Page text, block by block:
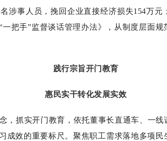
涉事人员，挽回企业直接经济损失154万元
一把手”监督谈话管理办法》，从制度层面
践行宗旨开门教育
惠民实干转化发展实效
，抓实开门教育，依托董事长直通车、一
成效的重要标尺。聚焦职工需求落地多项